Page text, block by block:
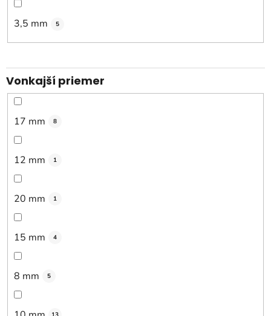
3,5 mm 5
Vonkajší priemer
17 mm 8
12 mm 1
20 mm 1
15 mm 4
8 mm 5